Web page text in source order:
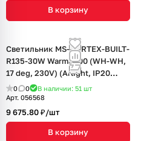
В корзину
Светильник MS-VORTEX-BUILT-
R135-30W Warm3000 (WH-WH,
17 deg, 230V) (Arlight, IP20
Металл, 5 лет)
0 0 В наличии: 51 шт
Арт. 056568
9 675.80 ₽/шт
В корзину